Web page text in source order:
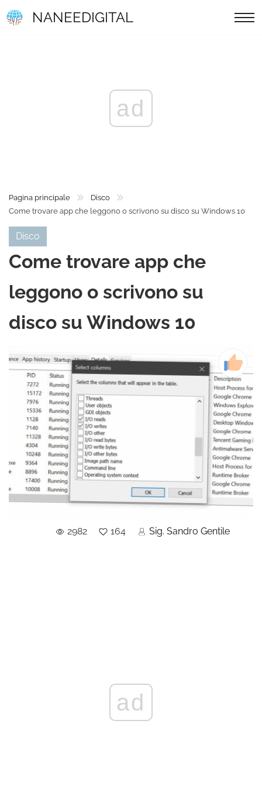
NANEEDIGITAL
ad
Pagina principale
Disco
Come trovare app che leggono o scrivono su disco su Windows 10
Disco
Come trovare app che
leggono o scrivono su
disco su Windows 10
2982 164 Sig. Sandro Gentile
ad